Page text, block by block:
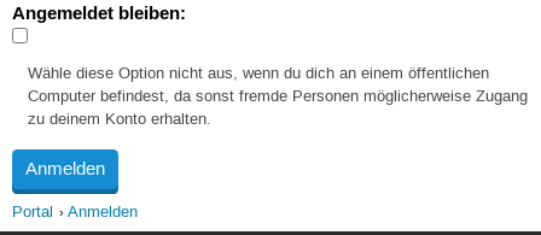
Angemeldet bleiben:
Wähle diese Option nicht aus, wenn du dich an einem öffentlichen
Computer befindest, da sonst fremde Personen möglicherweise Zugang
zu deinem Konto erhalten.
Portal Anmelden